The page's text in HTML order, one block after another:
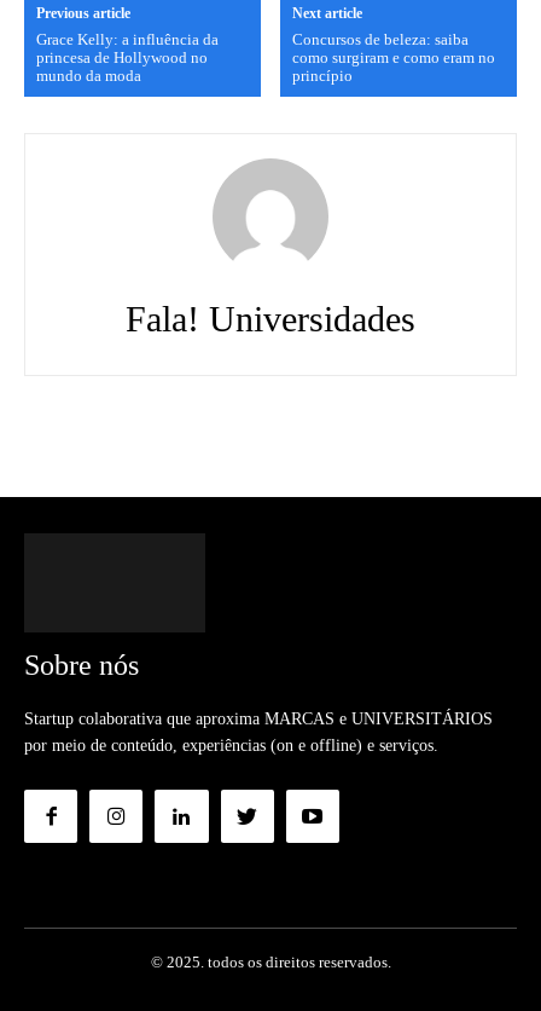
Previous article
Grace Kelly: a influência da
princesa de Hollywood no
mundo da moda
Next article
Concursos de beleza: saiba
como surgiram e como eram no
princípio
Fala! Universidades
Sobre nós
Startup colaborativa que aproxima MARCAS e UNIVERSITÁRIOS
por meio de conteúdo, experiências (on e offline) e serviços.
© 2025. todos os direitos reservados.